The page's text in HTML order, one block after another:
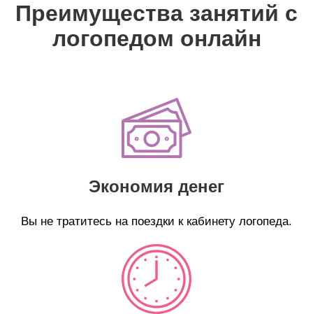
Преимущества занятий с
логопедом онлайн
Экономия денег
Вы не тратитесь на поездки к кабинету логопеда.